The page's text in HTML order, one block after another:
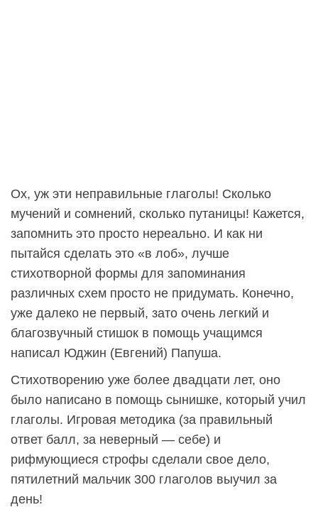
Ох, уж эти неправильные глаголы! Сколько
мучений и сомнений, сколько путаницы! Кажется,
запомнить это просто нереально. И как ни
пытайся сделать это «в лоб», лучше
стихотворной формы для запоминания
различных схем просто не придумать. Конечно,
уже далеко не первый, зато очень легкий и
благозвучный стишок в помощь учащимся
написал Юджин (Евгений) Папуша.
Стихотворению уже более двадцати лет, оно
было написано в помощь сынишке, который учил
глаголы. Игровая методика (за правильный
ответ балл, за неверный — себе) и
рифмующиеся строфы сделали свое дело,
пятилетний мальчик 300 глаголов выучил за
день!